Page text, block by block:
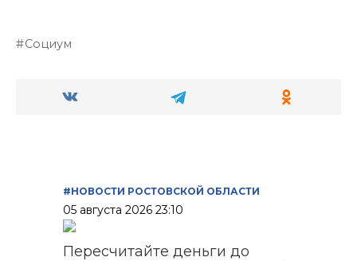
Социум
#НОВОСТИ РОСТОВСКОЙ ОБЛАСТИ
05 августа 2026 23:10
Пересчитайте деньги до